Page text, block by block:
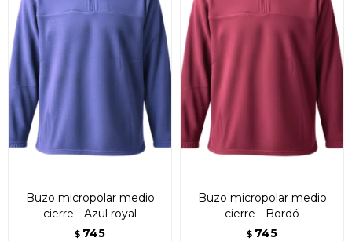
Buzo micropolar medio
cierre - Azul royal
$ 745
Buzo micropolar medio
cierre - Bordó
$ 745